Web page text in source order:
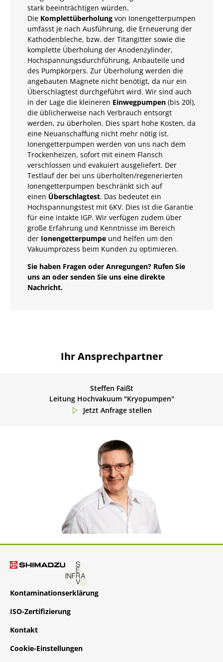
stark beeinträchtigen würden.
Die Komplettüberholung von Ionengetterpumpen
umfasst je nach Ausführung, die Erneuerung der
Kathodenbleche, bzw. der Titangitter sowie die
komplette Überholung der Anodenzylinder,
Hochspannungsdurchführung, Anbauteile und
des Pumpkörpers. Zur Überholung werden die
angebauten Magnete nicht benötigt, da nur ein
Überschlagtest durchgeführt wird. Wir sind auch
in der Lage die kleineren Einwegpumpen (bis 20l),
die üblicherweise nach Verbrauch entsorgt
werden, zu überholen. Dies spart hohe Kosten, da
eine Neuanschaffung nicht mehr nötig ist.
Ionengetterpumpen werden von uns nach dem
Trockenheizen, sofort mit einem Flansch
verschlossen und evakuiert ausgeliefert. Der
Testlauf der bei uns überholten/regenerierten
Ionengetterpumpen beschränkt sich auf
einen Überschlagtest. Das bedeutet ein
Hochspannungstest mit 6KV. Dies ist die Garantie
für eine intakte IGP. Wir verfügen zudem über
große Erfahrung und Kenntnisse im Bereich
der Ionengetterpumpe und helfen um den
Vakuumprozess beim Kunden zu optimieren.
Sie haben Fragen oder Anregungen? Rufen Sie
uns an oder senden Sie uns eine direkte
Nachricht.
Ihr Ansprechpartner
Steffen Faißt
Leitung Hochvakuum "Kryopumpen"
Jetzt Anfrage stellen
Kontaminationserklärung
ISO-Zertifizierung
Kontakt
Cookie-Einstellungen